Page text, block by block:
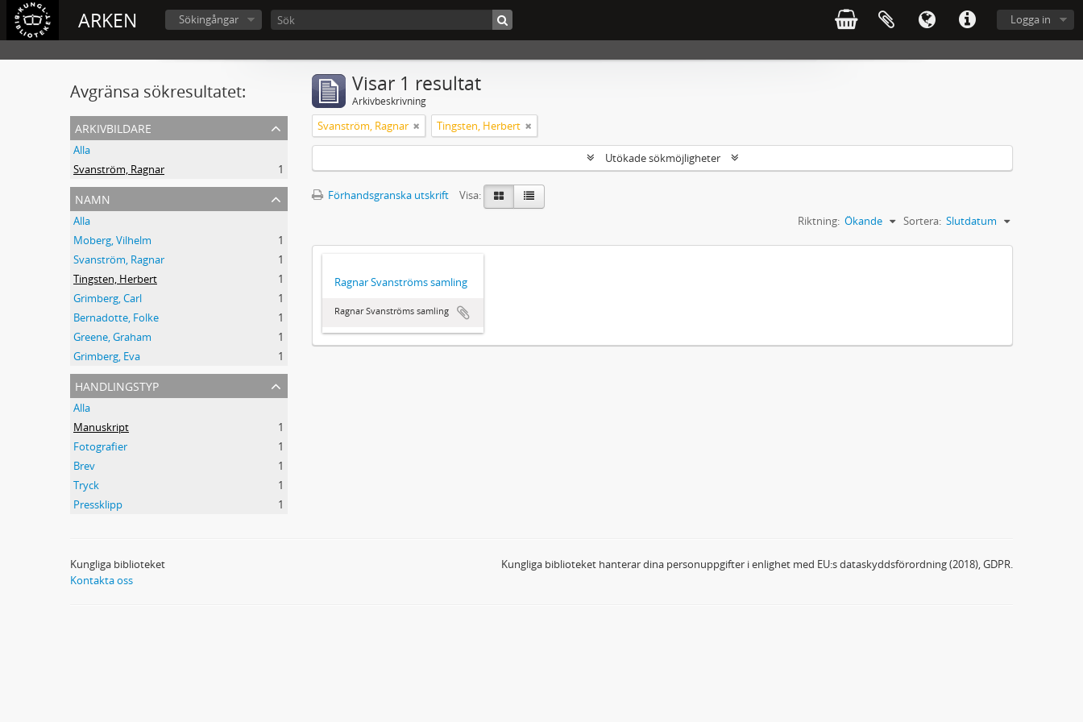
ARKEN Logga in
Sökingångar
Avgränsa sökresultatet:
arkivbildare
Alla
Svanström, Ragnar
1
namn
Alla
Moberg, Vilhelm
1
Svanström, Ragnar
1
Tingsten, Herbert
1
Grimberg, Carl
1
Bernadotte, Folke
1
Greene, Graham
1
Grimberg, Eva
1
handlingstyp
Alla
Manuskript
1
Fotografier
1
Brev
1
Tryck
1
Pressklipp
1
Visar 1 resultat
Arkivbeskrivning
Svanström, Ragnar Tingsten, Herbert
Utökade sökmöjligheter
Förhandsgranska utskrift
Visa:
Sortera: Slutdatum
Riktning: Ökande
Ragnar Svanströms samling
Ragnar Svanströms samling
Kungliga biblioteket
Kontakta oss
Kungliga biblioteket hanterar dina personuppgifter i enlighet med EU:s dataskyddsförordning (2018), GDPR.